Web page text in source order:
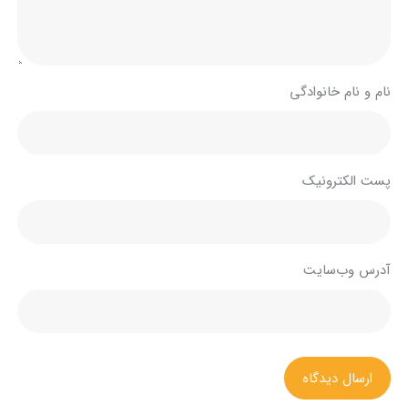
نام و نام خانوادگی
پست الکترونیک
آدرس وب‌سایت
ارسال دیدگاه